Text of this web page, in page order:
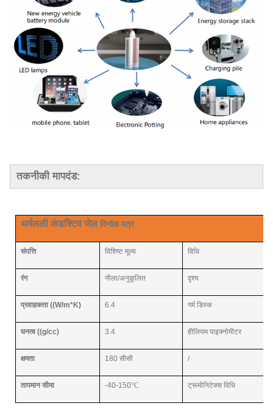
तकनीकी मापदंड:
थर्मलली कंडक्टिव जेलदिनांक पत्र
संपत्ति विशिष्ट मूल्य विधि
रंग नीला/अनुकूलित दृश्य
प्रवाहकता ((W/m*K) 6.4 गर्म डिस्क
घनत्व ((g/cc) 3.4 हीलियम पाइक्नोमीटर
क्षमता 180 सीसी /
तापमान सीमा -40-150°C ट्रूमोनिटेक्स विधि